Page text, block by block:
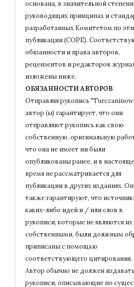
основана, в значительной
руководящих принципах и
разработанных Комитетом по
публикации (COPE).
обязанности и права авторов,
рецензентов и редакторов
изложены ниже.
ОБЯЗАННОСТИ АВТОРОВ
Отправляя рукопись
автор (ы) гарантирует, что они
отправляют рукопись как свою
собственную, оригинальную
что она не имеет ни были
опубликованы ранее, и в
время не рассматривается для
публикации в других изданиях.
также гарантируют, что
каких-либо идей и / или слов в
рукописи, которые не являются их
собственными, были должным
приписаны с помощью
соответствующего цитирования.
Автор обычно не должен издавать
рукописи, описывающие по